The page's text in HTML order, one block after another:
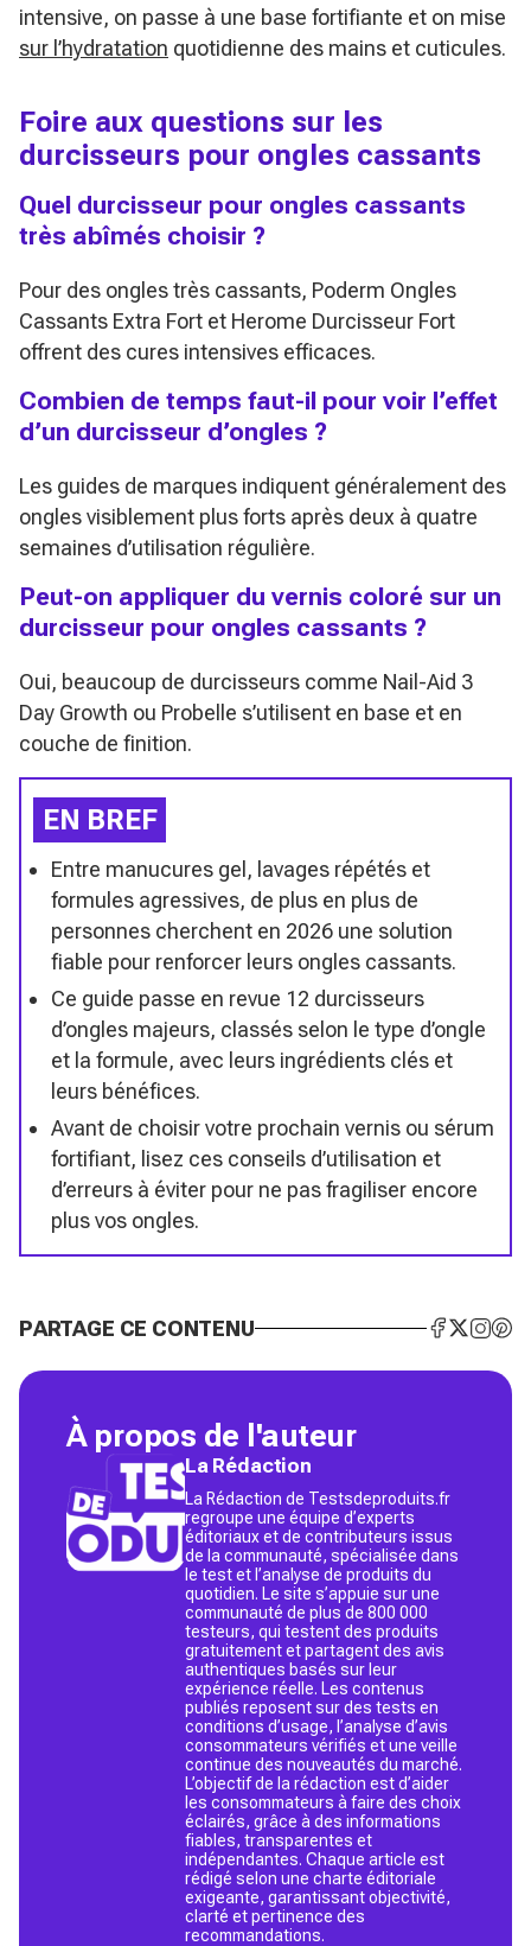
intensive, on passe à une base fortifiante et on mise
sur l’hydratation quotidienne des mains et cuticules.
Foire aux questions sur les
durcisseurs pour ongles cassants
Quel durcisseur pour ongles cassants
très abîmés choisir ?
Pour des ongles très cassants, Poderm Ongles
Cassants Extra Fort et Herome Durcisseur Fort
offrent des cures intensives efficaces.
Combien de temps faut-il pour voir l’effet
d’un durcisseur d’ongles ?
Les guides de marques indiquent généralement des
ongles visiblement plus forts après deux à quatre
semaines d’utilisation régulière.
Peut-on appliquer du vernis coloré sur un
durcisseur pour ongles cassants ?
Oui, beaucoup de durcisseurs comme Nail-Aid 3
Day Growth ou Probelle s’utilisent en base et en
couche de finition.
EN BREF
Entre manucures gel, lavages répétés et
formules agressives, de plus en plus de
personnes cherchent en 2026 une solution
fiable pour renforcer leurs ongles cassants.
Ce guide passe en revue 12 durcisseurs
d’ongles majeurs, classés selon le type d’ongle
et la formule, avec leurs ingrédients clés et
leurs bénéfices.
Avant de choisir votre prochain vernis ou sérum
fortifiant, lisez ces conseils d’utilisation et
d’erreurs à éviter pour ne pas fragiliser encore
plus vos ongles.
PARTAGE CE CONTENU
À propos de l'auteur
La Rédaction
La Rédaction de Testsdeproduits.fr
regroupe une équipe d’experts
éditoriaux et de contributeurs issus
de la communauté, spécialisée dans
le test et l’analyse de produits du
quotidien. Le site s’appuie sur une
communauté de plus de 800 000
testeurs, qui testent des produits
gratuitement et partagent des avis
authentiques basés sur leur
expérience réelle. Les contenus
publiés reposent sur des tests en
conditions d’usage, l’analyse d’avis
consommateurs vérifiés et une veille
continue des nouveautés du marché.
L’objectif de la rédaction est d’aider
les consommateurs à faire des choix
éclairés, grâce à des informations
fiables, transparentes et
indépendantes. Chaque article est
rédigé selon une charte éditoriale
exigeante, garantissant objectivité,
clarté et pertinence des
recommandations.